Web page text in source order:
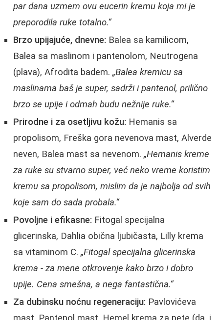
par dana uzmem ovu eucerin kremu koja mi je
preporodila ruke totalno.“
Brzo upijajuće, dnevne: Balea sa kamilicom,
Balea sa maslinom i pantenolom, Neutrogena
(plava), Afrodita badem. „Balea kremicu sa
maslinama baš je super, sadrži i pantenol, prilično
brzo se upije i odmah budu nežnije ruke.“
Prirodne i za osetljivu kožu: Hemanis sa
propolisom, Freška gora nevenova mast, Alverde
neven, Balea mast sa nevenom. „Hemanis kreme
za ruke su stvarno super, već neko vreme koristim
kremu sa propolisom, mislim da je najbolja od svih
koje sam do sada probala.“
Povoljne i efikasne: Fitogal specijalna
glicerinska, Dahlia obična ljubičasta, Lilly krema
sa vitaminom C. „Fitogal specijalna glicerinska
krema - za mene otkrovenje kako brzo i dobro
upije. Cena smešna, a nega fantastična.“
Za dubinsku noćnu regeneraciju: Pavlovićeva